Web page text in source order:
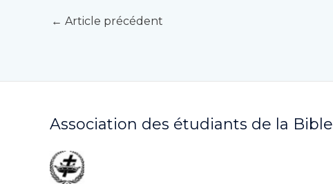
← Article précédent
Association des étudiants de la Bible